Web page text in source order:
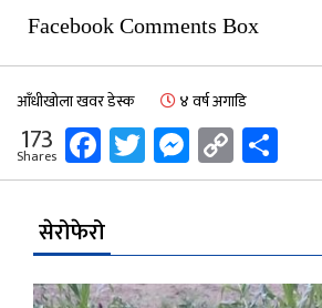
Facebook Comments Box
आँधीखोला खवर डेस्क ४ वर्ष अगाडि
173
Shares Facebook
Twitter
Messenger
Copy
Link
सेरोफेरो